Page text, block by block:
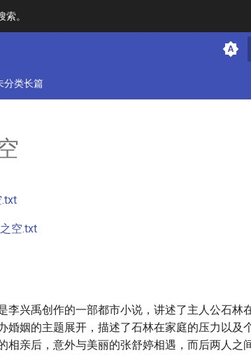
索。
分类长篇
空.txt
李兴禹创作的一部都市小说，讲述了主人公石林
婚姻的主题展开，描述了石林在家庭的压力以及
相亲后，意外与美丽的张舒婷相遇，而后两人之